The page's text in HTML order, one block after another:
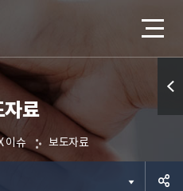
료
이슈 보도자료